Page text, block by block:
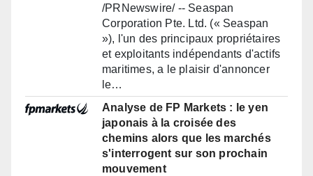
/PRNewswire/ -- Seaspan
Corporation Pte. Ltd. (« Seaspan
»), l'un des principaux propriétaires
et exploitants indépendants d'actifs
maritimes, a le plaisir d'annoncer
le…
Analyse de FP Markets : le yen
japonais à la croisée des
chemins alors que les marchés
s'interrogent sur son prochain
mouvement